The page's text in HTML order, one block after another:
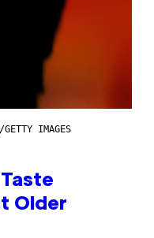
IMAGES
Older